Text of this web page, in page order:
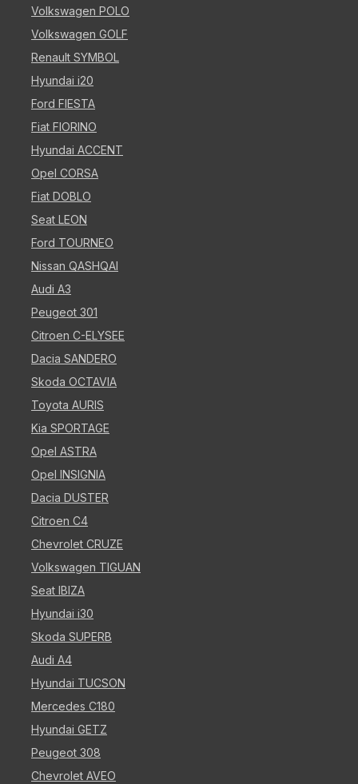
Volkswagen POLO
Volkswagen GOLF
Renault SYMBOL
Hyundai i20
Ford FIESTA
Fiat FIORINO
Hyundai ACCENT
Opel CORSA
Fiat DOBLO
Seat LEON
Ford TOURNEO
Nissan QASHQAI
Audi A3
Peugeot 301
Citroen C-ELYSEE
Dacia SANDERO
Skoda OCTAVIA
Toyota AURIS
Kia SPORTAGE
Opel ASTRA
Opel INSIGNIA
Dacia DUSTER
Citroen C4
Chevrolet CRUZE
Volkswagen TIGUAN
Seat IBIZA
Hyundai i30
Skoda SUPERB
Audi A4
Hyundai TUCSON
Mercedes C180
Hyundai GETZ
Peugeot 308
Chevrolet AVEO